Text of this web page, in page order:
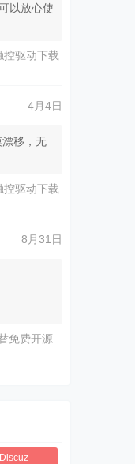
以放心使
控驱动下载
4月4日
移，无
控驱动下载
8月31日
免费开源
Discuz